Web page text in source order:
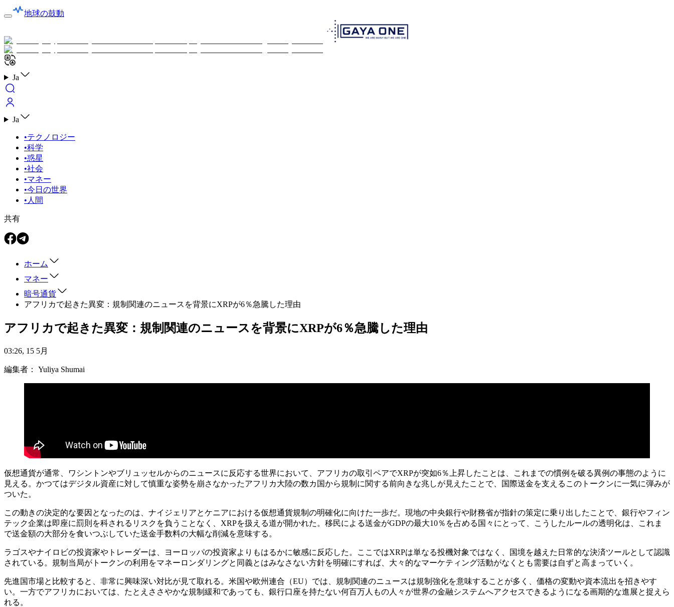
地球の鼓動
Ja
Ja
•テクノロジー
•科学
•惑星
•社会
•マネー
•今日の世界
• 人間
共有
ホーム
マネー
暗号通貨
アフリカで起きた異変：規制関連のニュースを背景にXRPが6％急騰した理由
アフリカで起きた異変：規制関連のニュースを背景にXRPが6％急騰した理由
03:26, 15 5月
編集者： Yuliya Shumai
仮想通貨が通常、ワシントンやブリュッセルからのニュースに反応する世界において、アフリカの取引ペアでXRPが突如6％上昇したことは、これまでの慣例を破る異例の事態のように
見える。かつてはデジタル資産に対して慎重な姿勢を崩さなかったアフリカ大陸の数カ国から規制に関する前向きな兆しが見えたことで、国際送金を支えるこのトークンに一気に弾みが
ついた。
この動きの決定的な要因となったのは、ナイジェリアとケニアにおける仮想通貨規制の明確化に向けた一歩だ。現地の中央銀行や財務省が指針の策定に乗り出したことで、銀行やフィン
テック企業は即座に罰則を科されるリスクを負うことなく、XRPを扱える道が開かれた。移民による送金がGDPの最大10％を占める国々にとって、こうしたルールの透明化は、これま
で送金額の大部分を食いつぶしていた送金手数料の大幅な削減を意味する。
ラゴスやナイロビの投資家やトレーダーは、ヨーロッパの投資家よりもはるかに敏感に反応した。ここではXRPは単なる投機対象ではなく、国境を越えた日常的な決済ツールとして認識
されている。規制当局がトークンの利用をマネーロンダリングと同義とはみなさない方針を明確にすれば、大々的なマーケティング活動がなくとも需要は自ずと高まっていく。
先進国市場と比較すると、非常に興味深い対比が見て取れる。米国や欧州連合（EU）では、規制関連のニュースは規制強化を意味することが多く、価格の変動や資本流出を招きやす
い。一方でアフリカにおいては、たとえささやかな規制緩和であっても、銀行口座を持たない何百万人もの人々が世界の金融システムへアクセスできるようになる画期的な進展と捉えら
れる。